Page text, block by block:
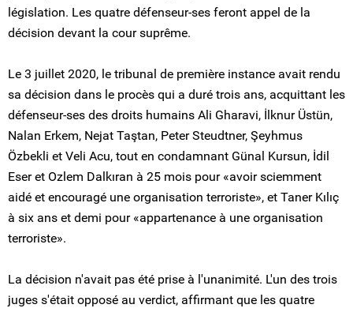
législation. Les quatre défenseur-ses feront appel de la
décision devant la cour suprême.
Le 3 juillet 2020, le tribunal de première instance avait rendu
sa décision dans le procès qui a duré trois ans, acquittant les
défenseur-ses des droits humains Ali Gharavi, İlknur Üstün,
Nalan Erkem, Nejat Taştan, Peter Steudtner, Şeyhmus
Özbekli et Veli Acu, tout en condamnant Günal Kursun, İdil
Eser et Ozlem Dalkıran à 25 mois pour «avoir sciemment
aidé et encouragé une organisation terroriste», et Taner Kılıç
à six ans et demi pour «appartenance à une organisation
terroriste».
La décision n'avait pas été prise à l'unanimité. L'un des trois
juges s'était opposé au verdict, affirmant que les quatre